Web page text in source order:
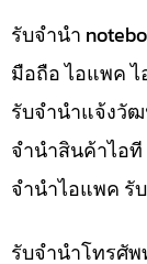
รับจำนำ
มือถือ ไอแพค
รับจํานําแจ้งวัฒ
จำนำสินค้าไอ
จำนำไอแพค รั
รับจำนำโทรศั